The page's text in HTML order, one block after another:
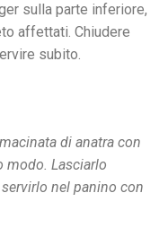
sulla parte inferiore,
affettati. Chiudere
subito.
di anatra con
modo. Lasciarlo
nel panino con